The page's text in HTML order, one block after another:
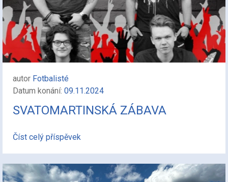
autor Fotbalisté
Datum konání: 09.11.2024
SVATOMARTINSKÁ ZÁBAVA
Číst celý příspěvek